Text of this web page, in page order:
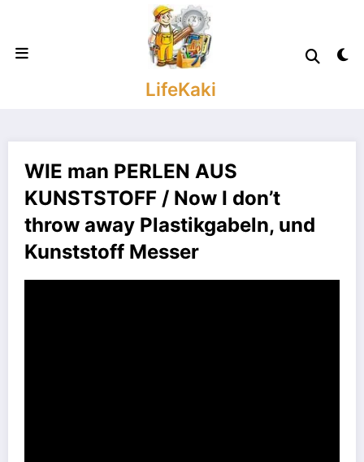
LifeKaki
WIE man PERLEN AUS
KUNSTSTOFF / Now I don’t
throw away Plastikgabeln, und
Kunststoff Messer